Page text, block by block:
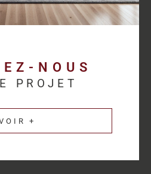
précise pour
et des spécificités de chaque
Pro réalise des estimations fiables
NOUS
PROJET
+